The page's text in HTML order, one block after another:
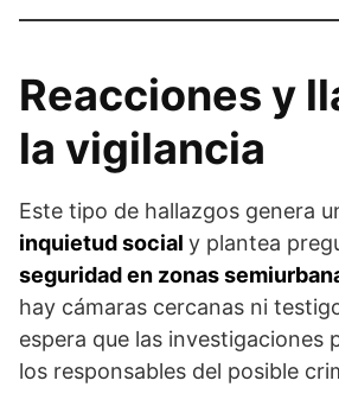
Reacciones y
la vigilancia
Este tipo de hallazgos genera
inquietud social y plantea
seguridad en zonas
hay cámaras cercanas ni
espera que las investigaciones
los responsables del posible